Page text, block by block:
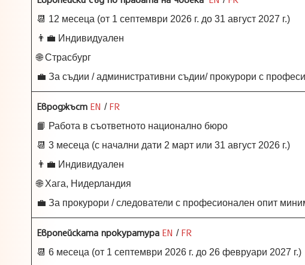
📆 12 месеца (от 1 септември 2026 г. до 31 август 2027 г.)
👨‍💼 Индивидуален
🌐 Страсбург
💼 За съдии / административни съдии/ прокурори с
Евроджъст EN / FR
📙 Работа в съответното национално бюро
📆 3 месеца (с начални дати 2 март или 31 август 2026 г.)
👨‍💼 Индивидуален
🌐 Хага, Нидерландия
💼 За прокурори / следователи с професионален опит
Европейската прокуратура EN / FR
📆 6 месеца (от 1 септември 2026 г. до 26 февруари 2027 г.)